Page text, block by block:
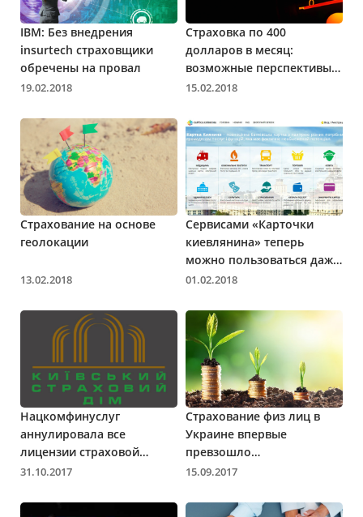
IBM: Без внедрения
insurtech страховщики
обречены на провал
19.02.2018
Страховка по 400
долларов в месяц:
возможные перспективы
для украинских водителей
15.02.2018
Страхование на основе
геолокации
13.02.2018
Сервисами «Карточки
киевлянина» теперь
можно пользоваться даже
не имея физической карты
01.02.2018
Нацкомфинуслуг
аннулировала все
лицензии страховой
компании «Киевский
31.10.2017
Страхование физ лиц в
Украине впервые
превзошло
корпоративное
15.09.2017